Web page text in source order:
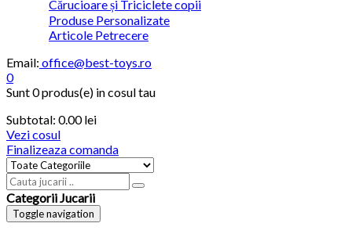
Cărucioare și Triciclete copii
Produse Personalizate
Articole Petrecere
Email: office@best-toys.ro
0
Sunt0 produs(e) in cosul tau
Subtotal: 0.00 lei
Vezi cosul
Finalizeaza comanda
Categorii Jucarii
Toggle navigation